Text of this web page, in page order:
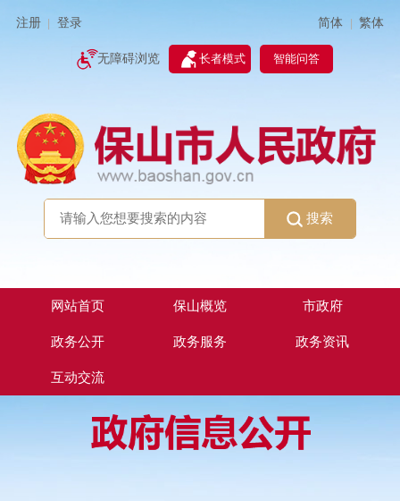
注册 登录 简体 | 繁体
无障碍浏览 长者模式 智能问答
搜索
网站首页 保山概览 市政府
政务公开 政务服务 政务资讯
互动交流